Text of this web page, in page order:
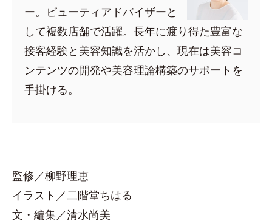
ー。ビューティアドバイザーと
して複数店舗で活躍。長年に渡り得た豊富な
接客経験と美容知識を活かし、現在は美容コ
ンテンツの開発や美容理論構築のサポートを
手掛ける。
監修／柳野理恵
イラスト／二階堂ちはる
文・編集／清水尚美